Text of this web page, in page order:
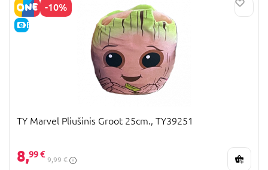
-10%
E-KAINA
TY Marvel Pliušinis Groot 25cm., TY39251
8,99 €
9,99 €